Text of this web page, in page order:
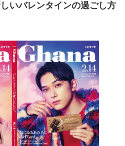
いバレンタインの過ごし方